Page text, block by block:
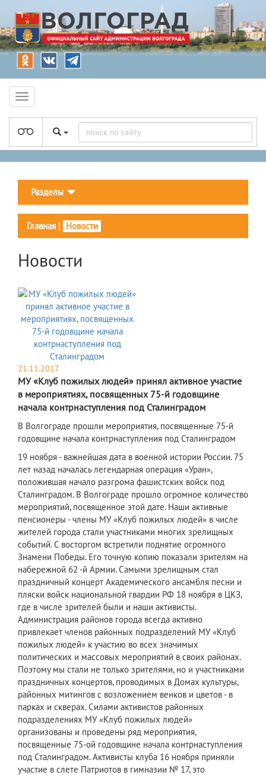
Разделы
Главная | Новости
Новости
21.11.2017
МУ «Клуб пожилых людей» принял активное участие
в мероприятиях, посвященных 75-й годовщине
начала контрнаступления под Сталинградом
В Волгограде прошли мероприятия, посвященные 75-й
годовщине начала контрнаступления под Сталинградом
19 ноября - важнейшая дата в военной истории России. 75
лет назад началась легендарная операция «Уран»,
положившая начало разгрома фашистских войск под
Сталинградом. В Волгограде прошло огромное количество
мероприятий, посвященное этой дате. Наши активные
пенсионеры - члены МУ «Клуб пожилых людей» в числе
жителей города стали участниками многих зрелищных
событий. С восторгом встретили поднятие огромного
Знамени Победы. Его точную копию показали зрителям на
набережной 62 -й Армии. Самыми зрелищным стал
праздничный концерт Академического ансамбля песни и
пляски войск национальной гвардии РФ 18 ноября в ЦКЗ,
где в числе зрителей были и наши активисты.
Администрация районов города всегда активно
привлекает членов районных подразделений МУ «Клуб
пожилых людей» к участию во всех значимых
политических и массовых мероприятий в своих районах.
Поэтому мы стали не только зрителями, но и участниками
праздничных концертов, проводимых в Домах культуры,
районных митингов с возложением венков и цветов - в
парках и скверах. Силами активистов районных
подразделениях МУ «Клуб пожилых людей»
организованы и проведены ряд мероприятия,
посвященные 75-ой годовщине начала контрнаступления
под Сталинградом. Активисты клуба 16 ноября приняли
участие в слете Патриотов в гимназии № 17, это